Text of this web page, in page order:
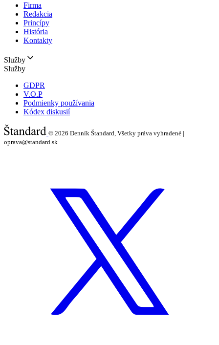
Firma
Redakcia
Princípy
História
Kontakty
Služby
Služby
GDPR
V.O.P
Podmienky používania
Kódex diskusií
© 2026 Denník Štandard, Všetky práva vyhradené |
oprava@standard.sk